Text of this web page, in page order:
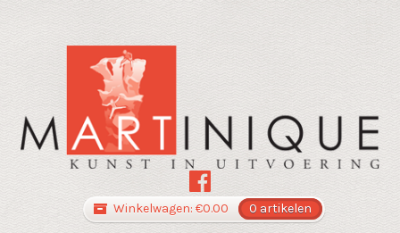
Winkelwagen: €0.00 0 artikelen